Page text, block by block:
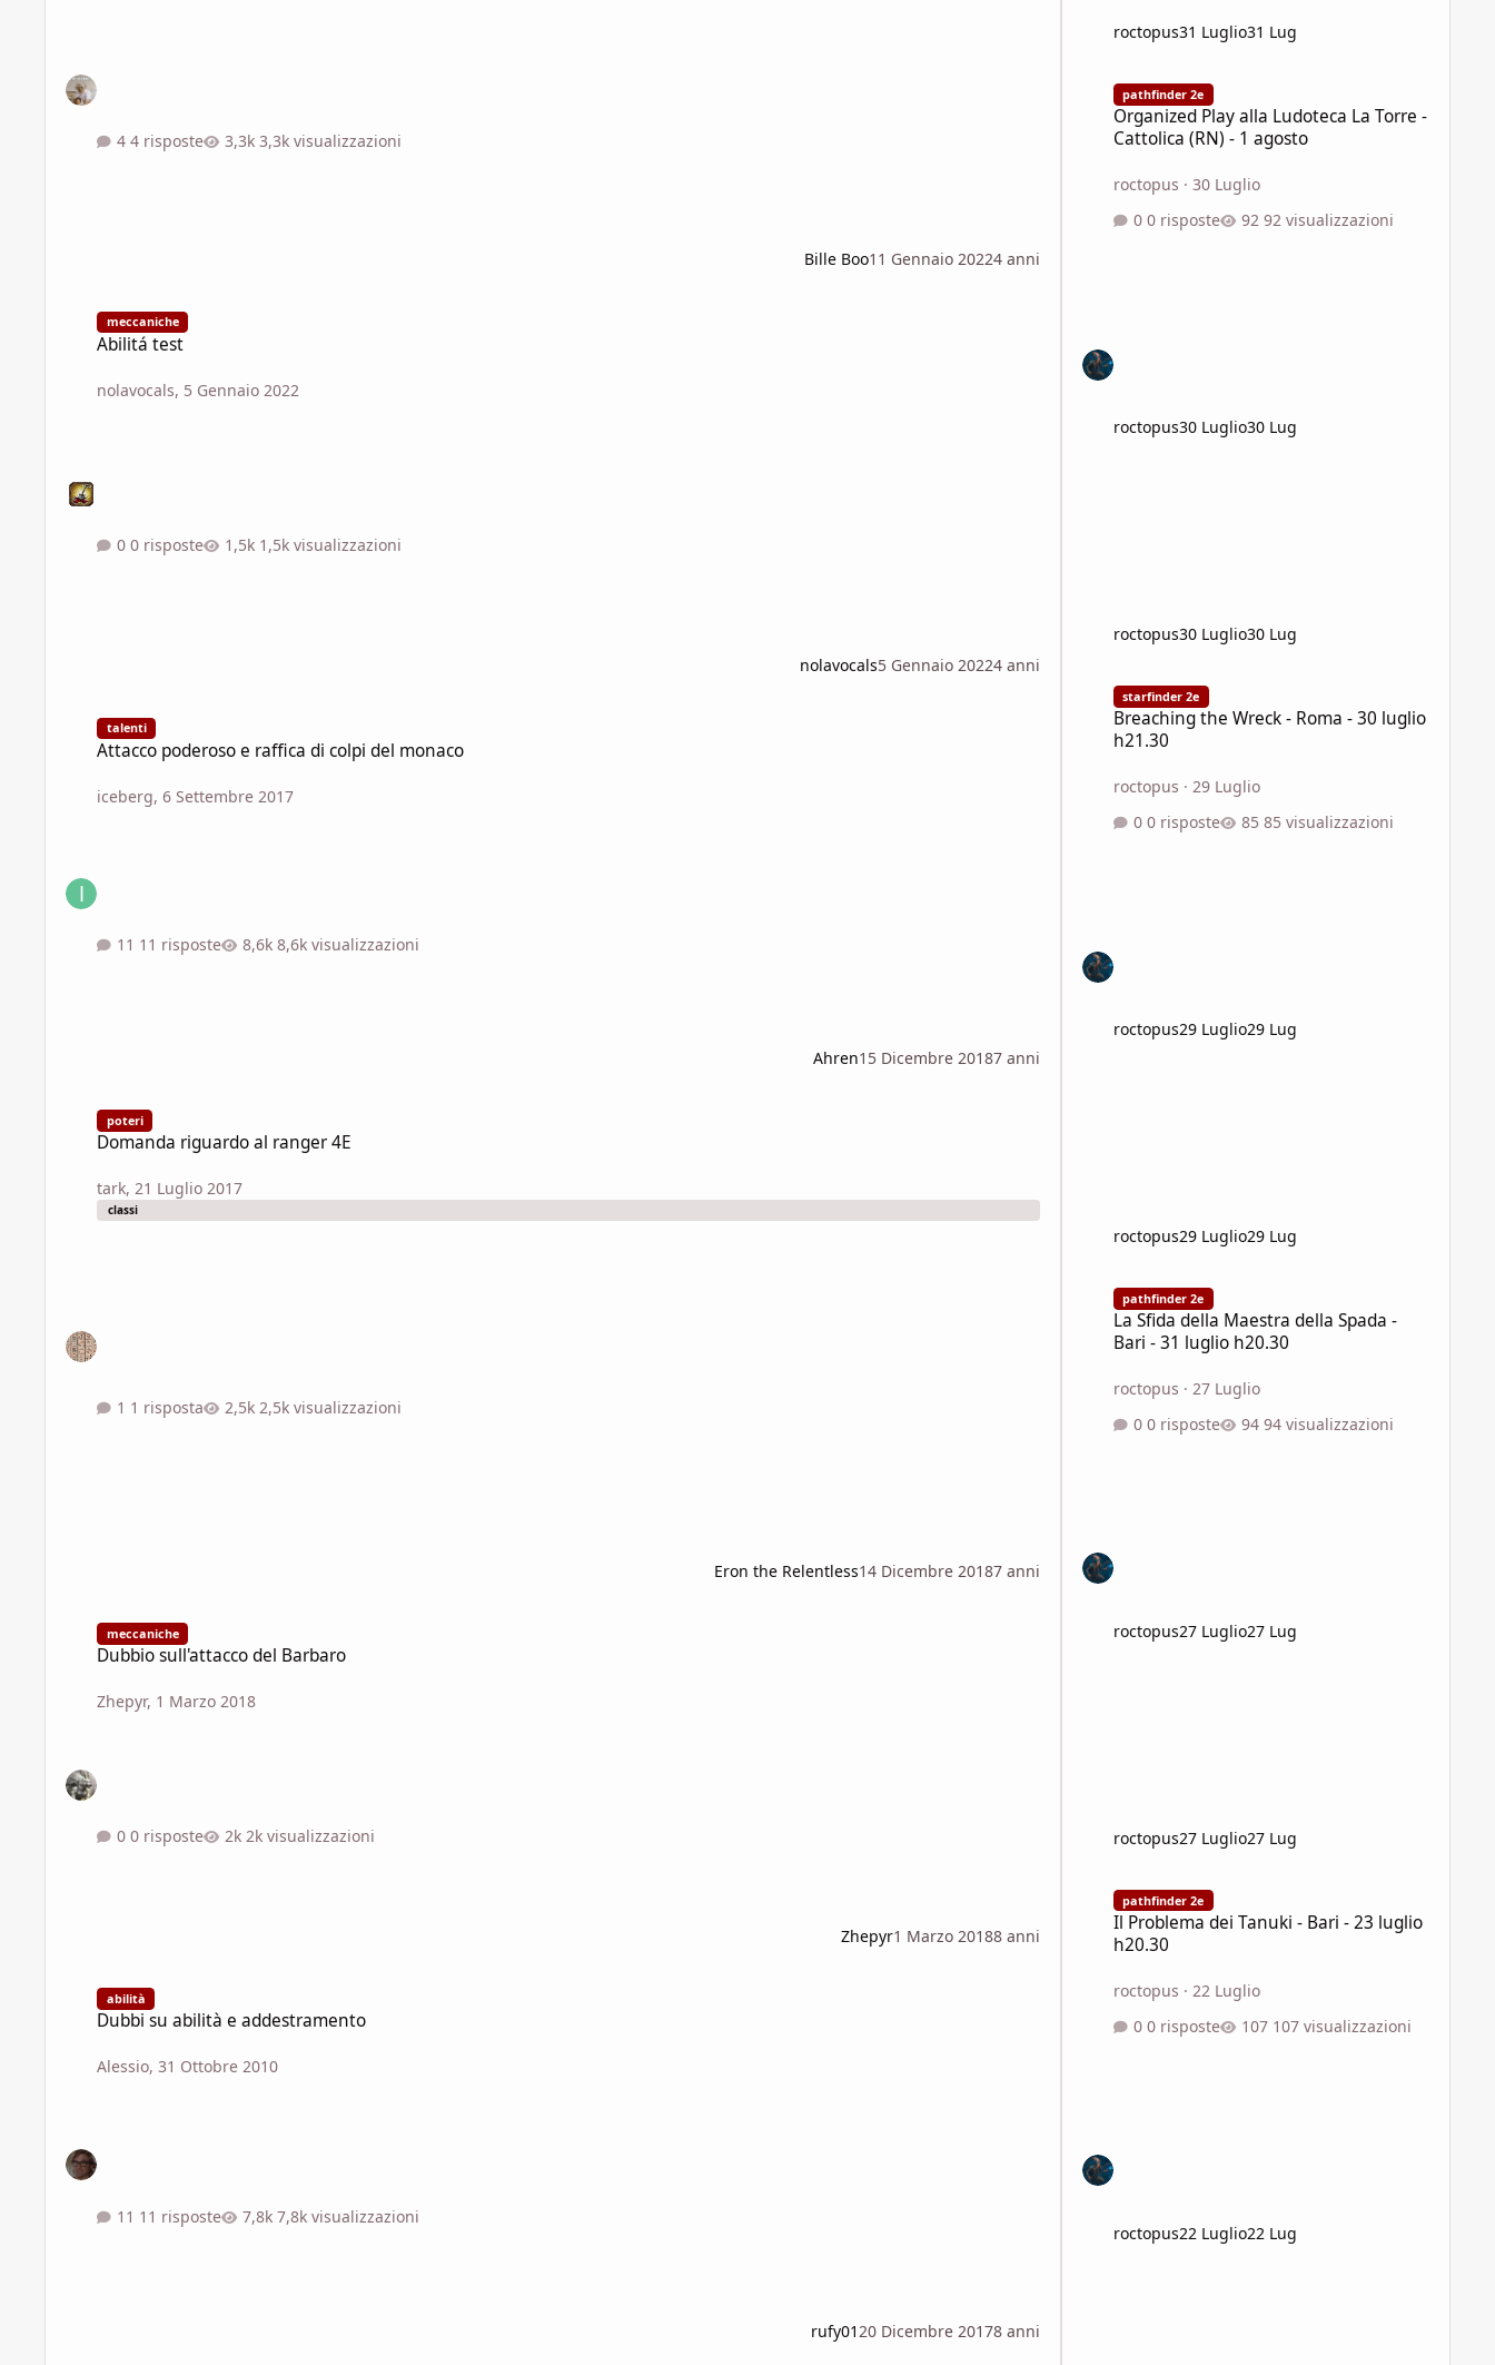
4 risposte 3,3k visualizzazioni
Bille Boo11 Gennaio 20224 anni
meccaniche
Abilitá test
nolavocals, 5 Gennaio 2022
0 risposte 1,5k visualizzazioni
nolavocals5 Gennaio 20224 anni
talenti
Attacco poderoso e raffica di colpi del monaco
iceberg,6 Settembre 2017
11 risposte 8,6k visualizzazioni
Ahren15 Dicembre 20187 anni
poteri
Domanda riguardo al ranger 4E
tark,21 Luglio 2017
classi
1 risposta 2,5k visualizzazioni
Eron the Relentless14 Dicembre 20187 anni
meccaniche
Dubbio sull'attacco del Barbaro
Zhepyr, 1 Marzo 2018
0 risposte 2k visualizzazioni
Zhepyr1 Marzo 20188 anni
abilità
Dubbi su abilità e addestramento
Alessio,31 Ottobre 2010
11 risposte 7,8k visualizzazioni
rufy01 20 Dicembre 20178 anni
roctopus31 Luglio31 Lug
pathfinder 2e
Organized Play alla Ludoteca La Torre -
Cattolica (RN) - 1 agosto
roctopus · 30 Luglio
0 risposte
92 visualizzazioni
roctopus30 Luglio30 Lug
roctopus30 Luglio30 Lug
starfinder 2e
Breaching the Wreck - Roma - 30 luglio
h21.30
roctopus · 29 Luglio
0 risposte
85 visualizzazioni
roctopus29 Luglio29 Lug
roctopus29 Luglio29 Lug
pathfinder 2e
La Sfida della Maestra della Spada -
Bari - 31 luglio h20.30
roctopus · 27 Luglio
0 risposte
94 visualizzazioni
roctopus27 Luglio27 Lug
roctopus27 Luglio27 Lug
pathfinder 2e
Il Problema dei Tanuki - Bari - 23 luglio
h20.30
roctopus · 22 Luglio
0 risposte
107 visualizzazioni
roctopus22 Luglio22 Lug